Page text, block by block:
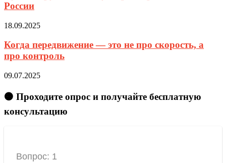
России
18.09.2025
Когда передвижение — это не про скорость, а
про контроль
09.07.2025
🟠 Проходите опрос и получайте бесплатную
консультацию